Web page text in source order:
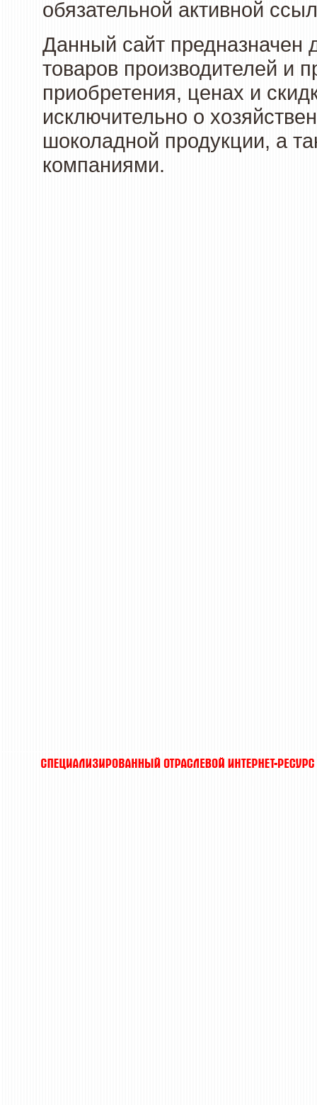
обязательной активной
Данный сайт предназначен
товаров производителей и
приобретения, ценах и
исключительно о
шоколадной продукции, а
компаниями.